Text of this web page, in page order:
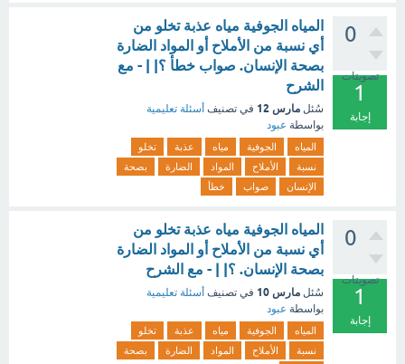
0
تصويتات
1
إجابة
المياه الجوفية مياه عذبة تخلو من
أي نسبة من الأملاح أو المواد الضارة
بصحة الإنسان. صواب خطأ ؟| | - مع
الشرح
سُئل مارس 12 في تصنيف أسئلة تعليمية
بواسطة عبود
المياه الجوفية مياه عذبة
تخلو
نسبة
الأملاح المواد الضارة
بصحة
الإنسان
صواب خطأ
0
تصويتات
1
إجابة
المياه الجوفية مياه عذبة تخلو من
أي نسبة من الأملاح أو المواد الضارة
بصحة الإنسان. ؟| | - مع الشرح
سُئل مارس 10 في تصنيف أسئلة تعليمية
بواسطة عبود
المياه الجوفية مياه عذبة
تخلو
نسبة
الأملاح المواد الضارة
بصحة